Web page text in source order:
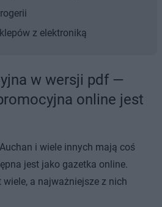
z elektroniką
w wersji pdf —
online jest
i wiele innych mają coś
jest jako gazetka online.
a najważniejsze z nich